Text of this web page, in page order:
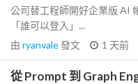
公司替工程師開好企業版 AI
「誰可以登入」...
由 ryanvale發文 1 天前
從 Prompt 到 Graph